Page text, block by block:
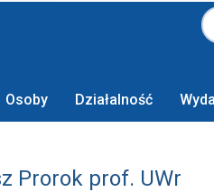
Osoby Działalność
Prorok prof. UWr